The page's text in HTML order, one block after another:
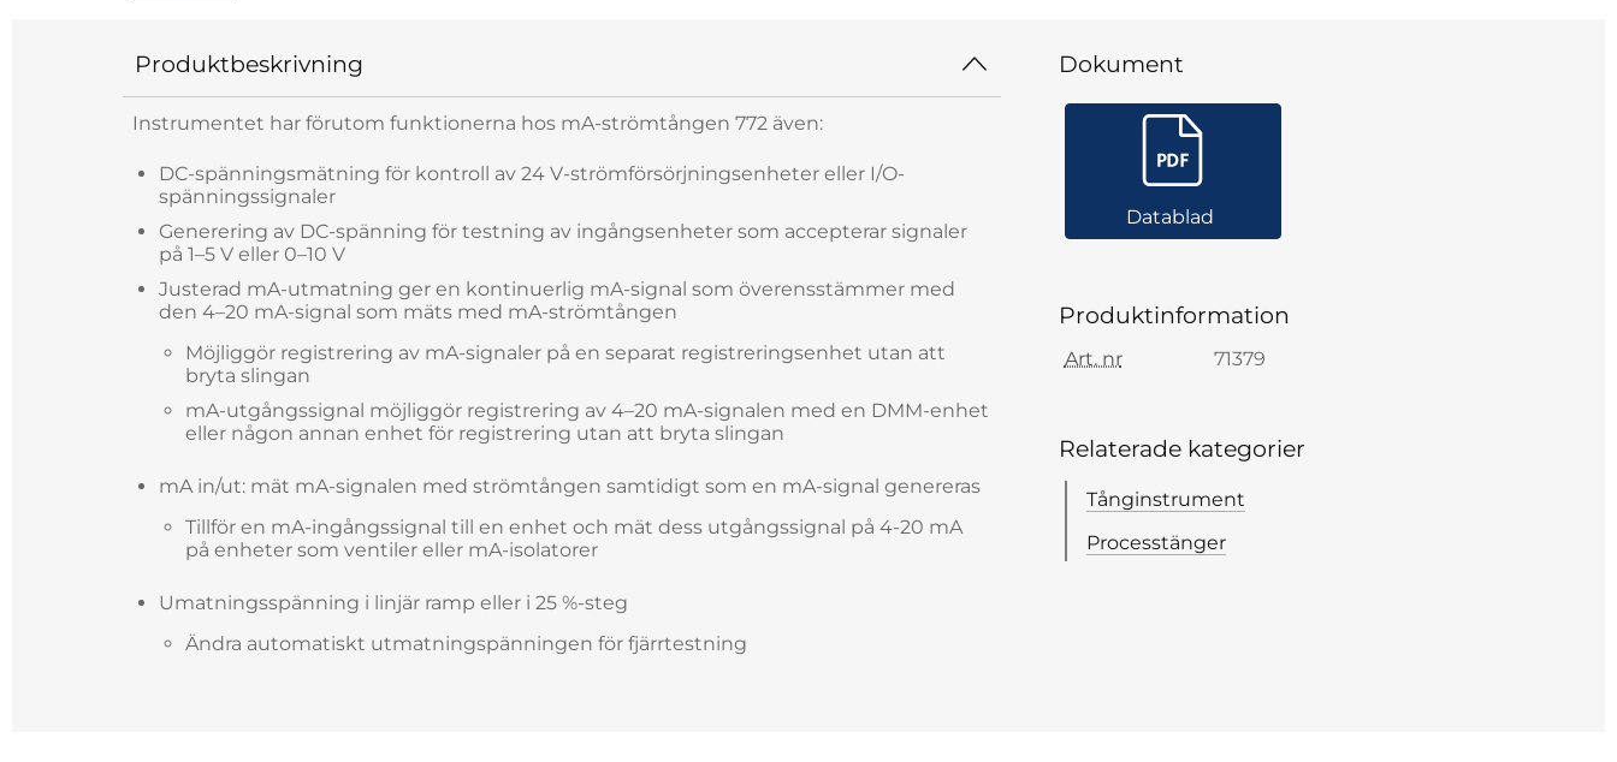
Produktbeskrivning
Instrumentet har förutom funktionerna hos mA-strömtången 772 även:
DC-spänningsmätning för kontroll av 24 V-strömförsörjningsenheter eller I/O-
spänningssignaler
Generering av DC-spänning för testning av ingångsenheter som accepterar signaler
på 1–5 V eller 0–10 V
Justerad mA-utmatning ger en kontinuerlig mA-signal som överensstämmer med
den 4–20 mA-signal som mäts med mA-strömtången
Möjliggör registrering av mA-signaler på en separat registreringsenhet utan att
bryta slingan
mA-utgångssignal möjliggör registrering av 4–20 mA-signalen med en DMM-enhet
eller någon annan enhet för registrering utan att bryta slingan
mA in/ut: mät mA-signalen med strömtången samtidigt som en mA-signal genereras
Tillför en mA-ingångssignal till en enhet och mät dess utgångssignal på 4-20 mA
på enheter som ventiler eller mA-isolatorer
Umatningsspänning i linjär ramp eller i 25 %-steg
Ändra automatiskt utmatningspänningen för fjärrtestning
Dokument
Datablad
Produktinformation
Art. nr 71379
Relaterade kategorier
Tånginstrument
Processtänger